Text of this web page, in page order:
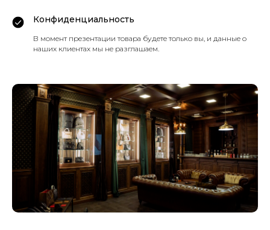
Конфиденциальность
В момент презентации товара будете только вы, и данные о
наших клиентах мы не разглашаем.